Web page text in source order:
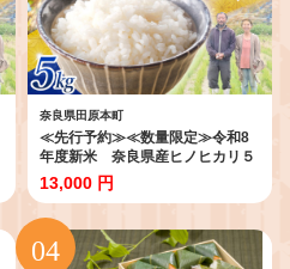
奈良県田原本町
≪先行予約≫≪数量限定≫令和8
年度新米 奈良県産ヒノヒカリ５
kg ／ ひのひかり 白米 国産 ご飯
ごはん ヒロちゃんファーム 米 精
米 新米 減農薬栽培 奈良県 田原本
13,000 円